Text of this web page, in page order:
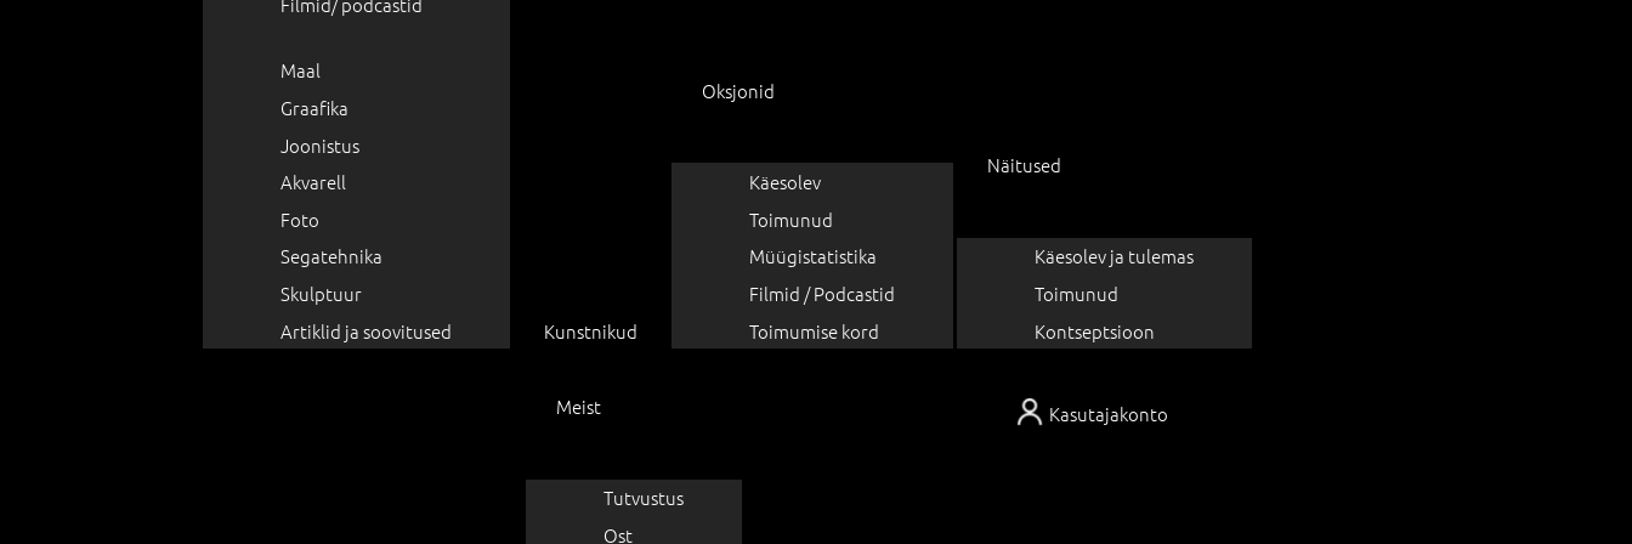
Kasutajakonto
Maal
Graafika
Joonistus
Akvarell
Foto
Segatehnika
Skulptuur
Artiklid ja soovitused
Kunstnikud
Oksjonid
Käesolev
Toimunud
Müügistatistika
Filmid / Podcastid
Toimumise kord
Näitused
Käesolev ja tulemas
Toimunud
Kontseptsioon
Meist
Tutvustus
Ost